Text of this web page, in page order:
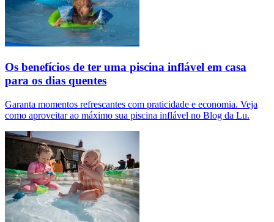
Os benefícios de ter uma piscina inflável em casa
para os dias quentes
Garanta momentos refrescantes com praticidade e economia. Veja
como aproveitar ao máximo sua piscina inflável no Blog da Lu.